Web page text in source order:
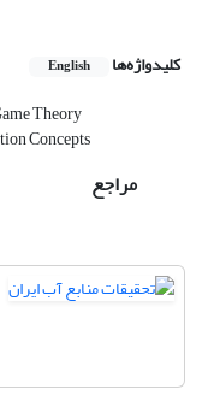
کلیدواژه‌ها English
Theory
Concepts
مراجع